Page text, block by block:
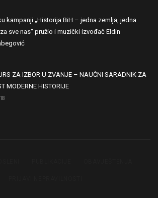
kampanji „Historija BiH – jedna zemlja, jedna
sve nas“ pružio i muzički izvođač Eldin
ZA IZBOR U ZVANJE – NAUČNI SARADNIK ZA
MODERNE HISTORIJE